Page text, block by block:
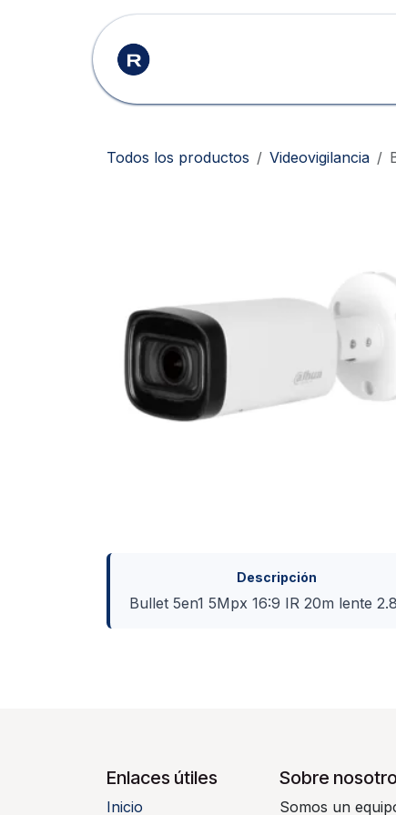
Todos los productos Videovigilancia
Descripción
Bullet 5en1 5Mpx 16:9 IR 20m lente
Enlaces útiles
Inicio
Sobre
Somos un